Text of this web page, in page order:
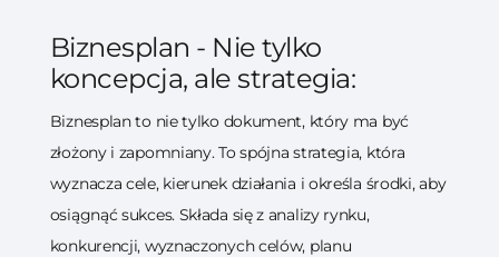
Biznesplan - Nie tylko
koncepcja, ale strategia:
Biznesplan to nie tylko dokument, który ma być
złożony i zapomniany. To spójna strategia, która
wyznacza cele, kierunek działania i określa środki, aby
osiągnąć sukces. Składa się z analizy rynku,
konkurencji, wyznaczonych celów, planu